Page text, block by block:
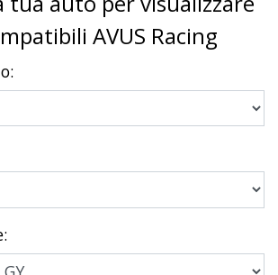
AVUS Racing